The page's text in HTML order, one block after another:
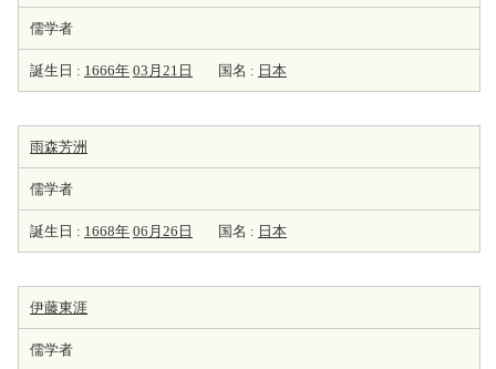
儒学者
誕生日 : 1666年 03月21日 国名 : 日本
雨森芳洲
儒学者
誕生日 : 1668年 06月26日 国名 : 日本
伊藤東涯
儒学者